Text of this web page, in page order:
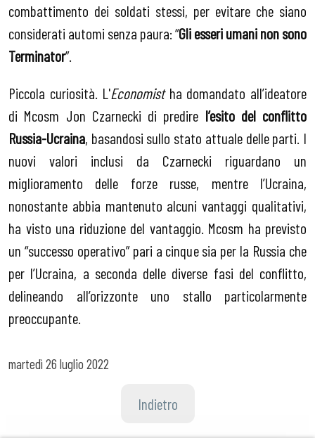
combattimento dei soldati stessi, per evitare che siano
considerati automi senza paura: “Gli esseri umani non sono
Terminator”.
Piccola curiosità. L'Economistha domandato all’ideatore
di Mcosm Jon Czarnecki di predire l’esito del conflitto
Russia-Ucraina, basandosi sullo stato attuale delle parti. I
nuovi valori inclusi da Czarnecki riguardano
un
miglioramento delle forze russe, mentre l’Ucraina,
nonostante abbia mantenuto alcuni vantaggi qualitativi,
ha visto una riduzione del vantaggio. Mcosm ha previsto
un “successo operativo” pari a cinque sia per la Russia che
per l’Ucraina, a seconda delle diverse fasi del conflitto,
delineando all’orizzonte uno stallo particolarmente
preoccupante.
martedì 26 luglio 2022
Indietro